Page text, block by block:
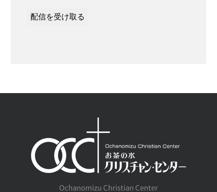
Ochanomizu Christian Center